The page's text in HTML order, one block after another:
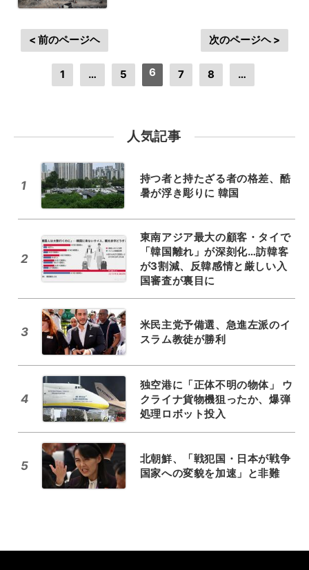
< 前のページヘ
1 … 5 6 7 8 …
次のページヘ >
人気記事
1
持つ者と持たざる者の格差、酷
暑が浮き彫りに 韓国
2
東南アジア最大の顧客・タイで
「韓国離れ」が深刻化…訪韓客
が3割減、反韓感情と厳しい入
国審査が裏目に
3
米民主党予備選、急進左派のイ
スラム教徒が勝利
4
独空港に「正体不明の物体」 ウ
クライナ貨物機狙ったか、爆弾
処理ロボット投入
5
北朝鮮、「戦犯国・日本が戦争
国家への変貌を加速」と非難